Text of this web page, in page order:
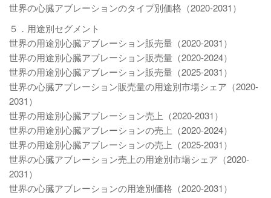
世界の心臓アブレーションのタイプ別価格（2020-2031）
５．用途別セグメント
世界の用途別心臓アブレーション販売量（2020-2031）
世界の用途別心臓アブレーション販売量（2020-2024）
世界の用途別心臓アブレーション販売量（2025-2031）
世界の心臓アブレーション販売量の用途別市場シェア（2020-
2031）
世界の用途別心臓アブレーション売上（2020-2031）
世界の用途別心臓アブレーションの売上（2020-2024）
世界の用途別心臓アブレーションの売上（2025-2031）
世界の心臓アブレーション売上の用途別市場シェア（2020-
2031）
世界の心臓アブレーションの用途別価格（2020-2031）